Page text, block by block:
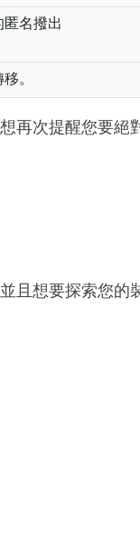
匿名撥出
。
再次提醒您要
且想要探索您的